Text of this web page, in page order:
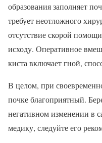
образования заполняет
требует неотложного
отсутствие скорой
исходу. Оперативное
киста включает гной,
В целом, при
почке благоприятный.
негативном изменении в
медику, следуйте его